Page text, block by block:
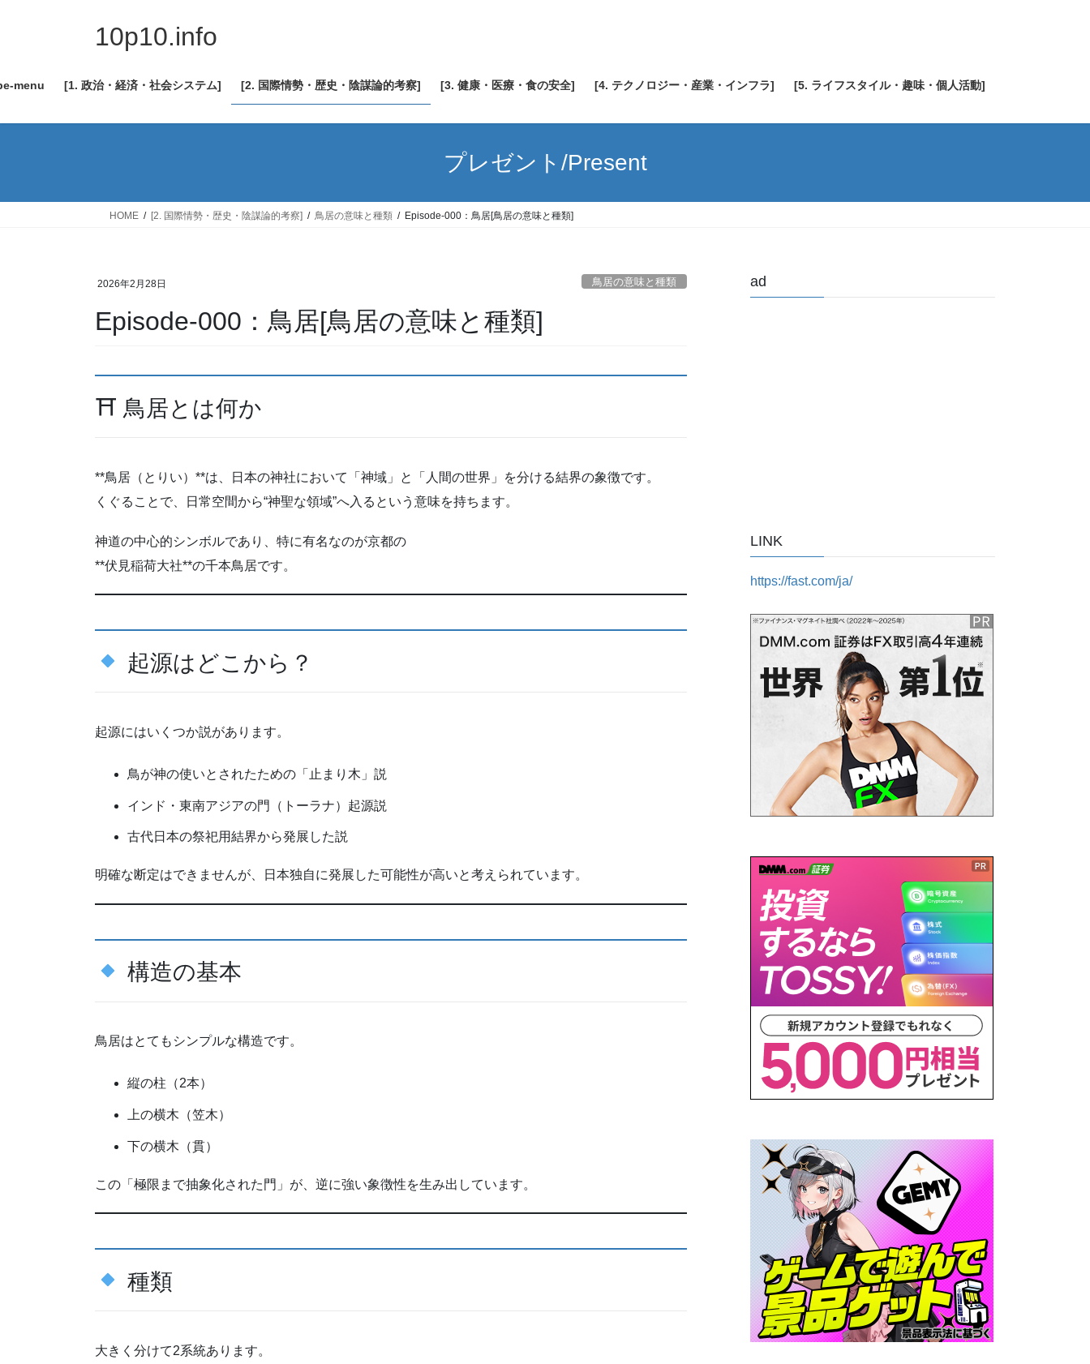
ツ
ス
シ
ン
10p10.info
menu [1. 政治・経済・社会システム] [2. 国際情勢・歴史・陰謀論的考察] [3. 健康・医療・食の安全] [4. テクノロジー・産業・インフラ] [5. ライフスタイル・趣味・個人活動]
プレゼント/Present
HOME [2. 国際情勢・歴史・陰謀論的考察] 鳥居の意味と種類 Episode-000：鳥居[鳥居の意味と種類]
2026年2月28日 鳥居の意味と種類
Episode-000：鳥居[鳥居の意味と種類]
⛩ 鳥居とは何か
**鳥居（とりい）**は、日本の神社において「神域」と「人間の世界」を分ける結界の象徴です。
くぐることで、日常空間から“神聖な領域”へ入るという意味を持ちます。
神道の中心的シンボルであり、特に有名なのが京都の
**伏見稲荷大社**の千本鳥居です。
起源はどこから？
起源にはいくつか説があります。
鳥が神の使いとされたための「止まり木」説
インド・東南アジアの門（トーラナ）起源説
古代日本の祭祀用結界から発展した説
明確な断定はできませんが、日本独自に発展した可能性が高いと考えられています。
構造の基本
鳥居はとてもシンプルな構造です。
縦の柱（2本）
上の横木（笠木）
下の横木（貫）
この「極限まで抽象化された門」が、逆に強い象徴性を生み出しています。
種類
大きく分けて2系統あります。
ad
LINK
https://fast.com/ja/